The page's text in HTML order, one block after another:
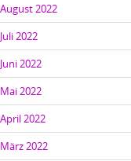
August 2022
Juli 2022
Juni 2022
Mai 2022
April 2022
März 2022